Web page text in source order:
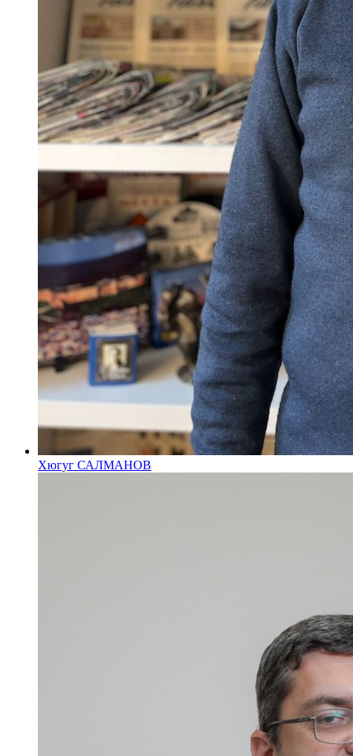
Хюгуг САЛМАНОВ